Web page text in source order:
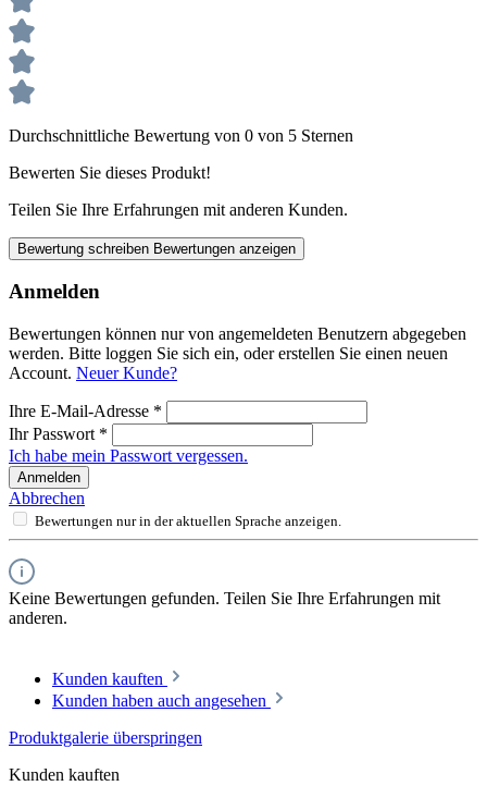
Durchschnittliche Bewertung von 0 von 5 Sternen
Bewerten Sie dieses Produkt!
Teilen Sie Ihre Erfahrungen mit anderen Kunden.
Bewertung schreiben Bewertungen anzeigen
Anmelden
Bewertungen können nur von angemeldeten Benutzern abgegeben
werden. Bitte loggen Sie sich ein, oder erstellen Sie einen neuen
Account. Neuer Kunde?
Ihre E-Mail-Adresse *
Ihr Passwort *
Ich habe mein Passwort vergessen.
Anmelden
Abbrechen
Bewertungen nur in der aktuellen Sprache anzeigen.
Keine Bewertungen gefunden. Teilen Sie Ihre Erfahrungen mit
anderen.
Kunden kauften
Kunden haben auch angesehen
Produktgalerie überspringen
Kunden kauften